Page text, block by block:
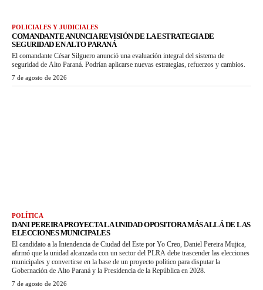
POLICIALES Y JUDICIALES
COMANDANTE ANUNCIA REVISIÓN DE LA ESTRATEGIA DE
SEGURIDAD EN ALTO PARANÁ
El comandante César Silguero anunció una evaluación integral del sistema de
seguridad de Alto Paraná. Podrían aplicarse nuevas estrategias, refuerzos y cambios.
7 de agosto de 2026
POLÍTICA
DANI PEREIRA PROYECTA LA UNIDAD OPOSITORA MÁS ALLÁ DE LAS
ELECCIONES MUNICIPALES
El candidato a la Intendencia de Ciudad del Este por Yo Creo, Daniel Pereira Mujica,
afirmó que la unidad alcanzada con un sector del PLRA debe trascender las elecciones
municipales y convertirse en la base de un proyecto político para disputar la
Gobernación de Alto Paraná y la Presidencia de la República en 2028.
7 de agosto de 2026